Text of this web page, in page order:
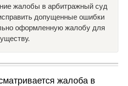
жалобы в арбитражный суд
допущенные ошибки
оформленную жалобу для
жалоба в